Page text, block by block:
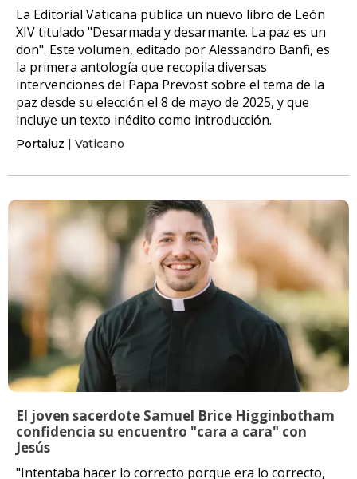
La Editorial Vaticana publica un nuevo libro de León
XIV titulado "Desarmada y desarmante. La paz es un
don". Este volumen, editado por Alessandro Banfi, es
la primera antología que recopila diversas
intervenciones del Papa Prevost sobre el tema de la
paz desde su elección el 8 de mayo de 2025, y que
incluye un texto inédito como introducción.
Portaluz | Vaticano
El joven sacerdote Samuel Brice Higginbotham
confidencia su encuentro "cara a cara" con
Jesús
"Intentaba hacer lo correcto porque era lo correcto,